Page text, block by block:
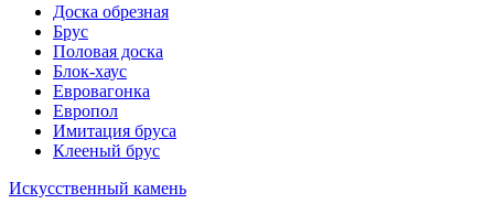
Доска обрезная
Брус
Половая доска
Блок-хаус
Евровагонка
Европол
Имитация бруса
Клееный брус
Искусственный камень